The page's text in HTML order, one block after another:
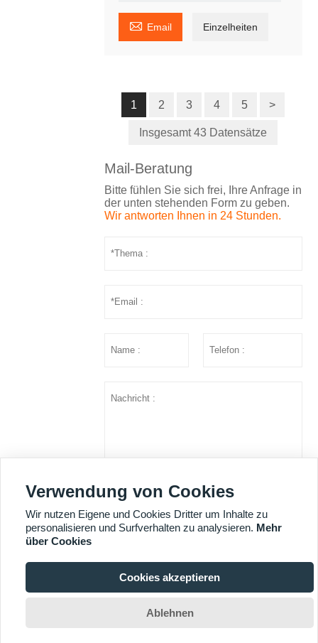

 Email Einzelheiten
1 2 3 4 5 >
Insgesamt 43 Datensätze
Mail-Beratung
Bitte fühlen Sie sich frei, Ihre Anfrage in
der unten stehenden Form zu geben.
Wir antworten Ihnen in 24 Stunden.
einreichen
Verwendung von Cookies
Wir nutzen Eigene und Cookies Dritter um Inhalte zu
personalisieren und Surfverhalten zu analysieren. Mehr
über Cookies
Cookies akzeptieren
Ablehnen